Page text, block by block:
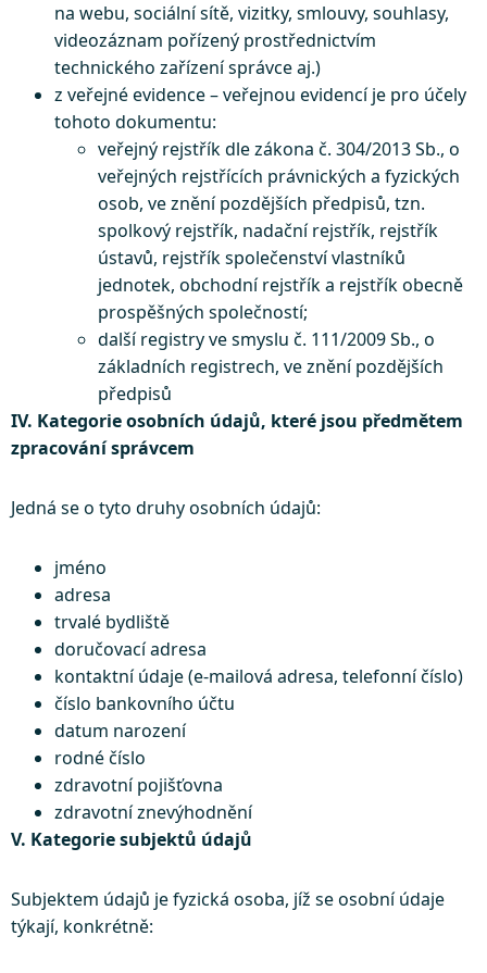
na webu, sociální sítě, vizitky, smlouvy, souhlasy,
videozáznam pořízený prostřednictvím
technického zařízení správce aj.)
z veřejné evidence – veřejnou evidencí je pro účely
tohoto dokumentu:
veřejný rejstřík dle zákona č. 304/2013 Sb., o
veřejných rejstřících právnických a fyzických
osob, ve znění pozdějších předpisů, tzn.
spolkový rejstřík, nadační rejstřík, rejstřík
ústavů, rejstřík společenství vlastníků
jednotek, obchodní rejstřík a rejstřík obecně
prospěšných společností;
další registry ve smyslu č. 111/2009 Sb., o
základních registrech, ve znění pozdějších
předpisů
IV. Kategorie osobních údajů, které jsou předmětem
zpracování správcem
Jedná se o tyto druhy osobních údajů:
jméno
adresa
trvalé bydliště
doručovací adresa
kontaktní údaje (e-mailová adresa, telefonní číslo)
číslo bankovního účtu
datum narození
rodné číslo
zdravotní pojišťovna
zdravotní znevýhodnění
V. Kategorie subjektů údajů
Subjektem údajů je fyzická osoba, jíž se osobní údaje
týkají, konkrétně: